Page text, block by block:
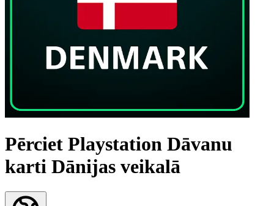
Pērciet Playstation Dāvanu
karti Dānijas veikalā